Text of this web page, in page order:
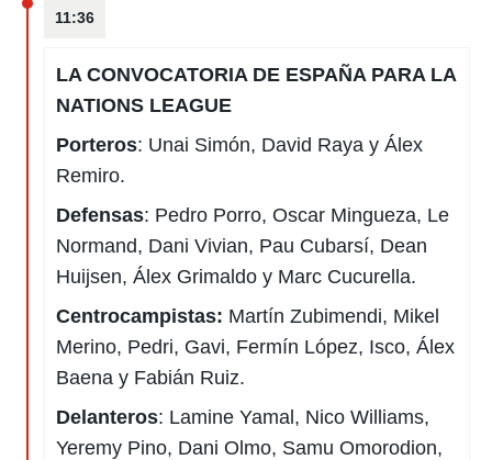
11:36
LA CONVOCATORIA DE ESPAÑA PARA LA
NATIONS LEAGUE
Porteros: Unai Simón, David Raya y Álex
Remiro.
Defensas: Pedro Porro, Oscar Mingueza, Le
Normand, Dani Vivian, Pau Cubarsí, Dean
Huijsen, Álex Grimaldo y Marc Cucurella.
Centrocampistas: Martín Zubimendi, Mikel
Merino, Pedri, Gavi, Fermín López, Isco, Álex
Baena y Fabián Ruiz.
Delanteros: Lamine Yamal, Nico Williams,
Yeremy Pino, Dani Olmo, Samu Omorodion,